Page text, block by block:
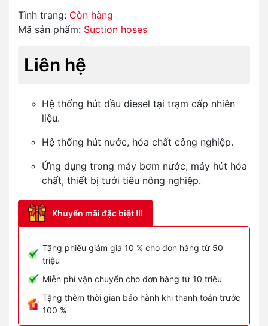
Tình trạng: Còn hàng
Mã sản phẩm: Suction hoses
Liên hệ
Hệ thống hút dầu diesel tại trạm cấp nhiên
liệu.
Hệ thống hút nước, hóa chất công nghiệp.
Ứng dụng trong máy bơm nước, máy hút hóa
chất, thiết bị tưới tiêu nông nghiệp.
Khuyến mãi đặc biệt !!!
Tặng phiếu giảm giá 10 % cho đơn hàng từ 50
triệu
Miễn phí vận chuyển cho đơn hàng từ 10 triệu
Tặng thêm thời gian bảo hành khi thanh toán trước
100 %